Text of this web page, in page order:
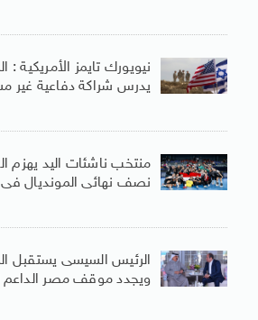
نيويورك تايمز الأمريكية
يدرس شراكة دفاعية غير
منتخب ناشئات اليد يهزم
نصف نهائى المونديال فى
الرئيس السيسى يستقبل
ويجدد موقف مصر الداعم